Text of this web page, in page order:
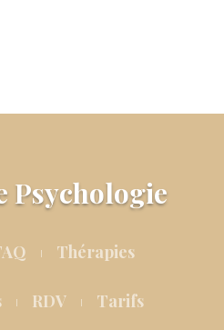
Psychologie
Thérapies
RDV Tarifs